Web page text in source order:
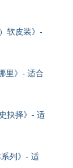
软皮装》-
里》- 适合
抉择》- 适
列》- 适